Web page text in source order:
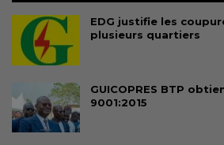
EDG justifie les
plusieurs quartiers
GUICOPRES BTP
9001:2015